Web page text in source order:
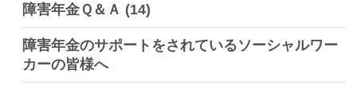
障害年金Ｑ＆Ａ (14)
障害年金のサポートをされているソーシャルワー
カーの皆様へ